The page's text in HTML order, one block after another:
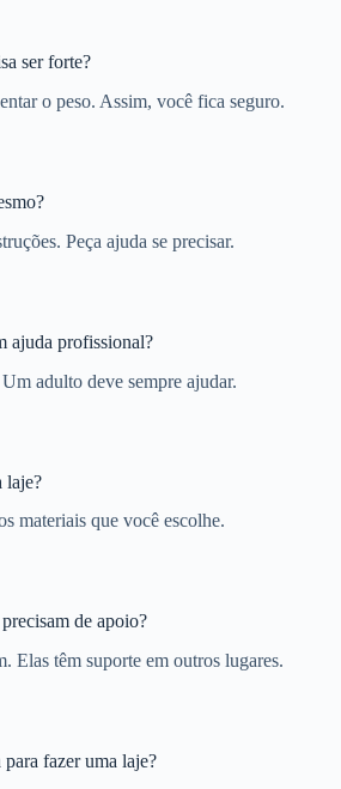
ser forte?
o peso. Assim, você fica seguro.
Peça ajuda se precisar.
ajuda profissional?
adulto deve sempre ajudar.
laje?
materiais que você escolhe.
de apoio?
Elas têm suporte em outros lugares.
fazer uma laje?